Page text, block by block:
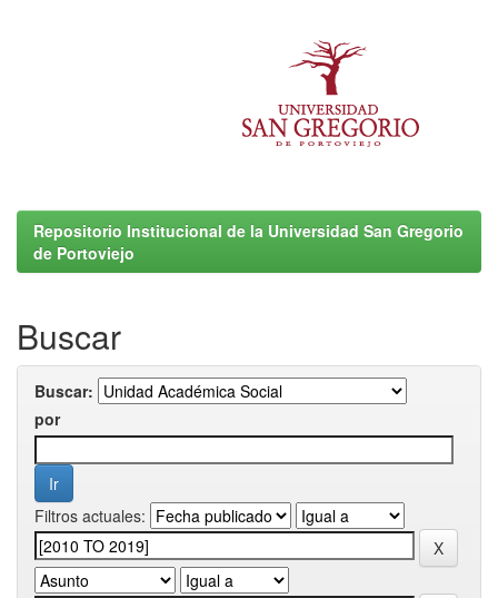
Repositorio Institucional de la Universidad San Gregorio
de Portoviejo
Buscar
Buscar:
por
Filtros actuales: